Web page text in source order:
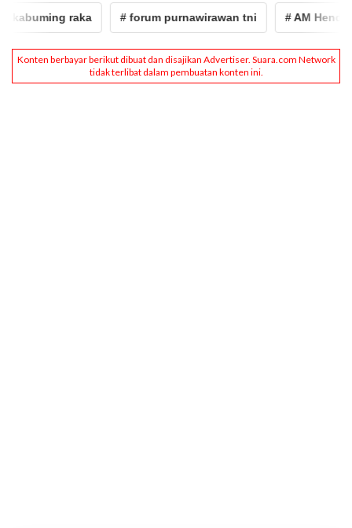
raka # forum purnawirawan tni # AM Hendropriyono